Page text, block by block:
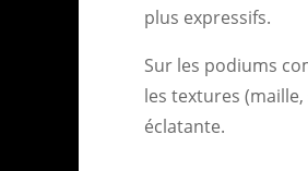
plus expressifs.
Sur les podiums
les textures
éclatante.